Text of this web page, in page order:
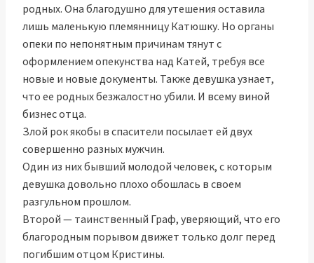
родных. Она благодушно для утешения оставила
лишь маленькую племянницу Катюшку. Но органы
опеки по непонятным причинам тянут с
оформлением опекунства над Катей, требуя все
новые и новые документы. Также девушка узнает,
что ее родных безжалостно убили. И всему виной
бизнес отца.
Злой рок якобы в спасители посылает ей двух
совершенно разных мужчин.
Один из них бывший молодой человек, с которым
девушка довольно плохо обошлась в своем
разгульном прошлом.
Второй — таинственный Граф, уверяющий, что его
благородным порывом движет только долг перед
погибшим отцом Кристины.